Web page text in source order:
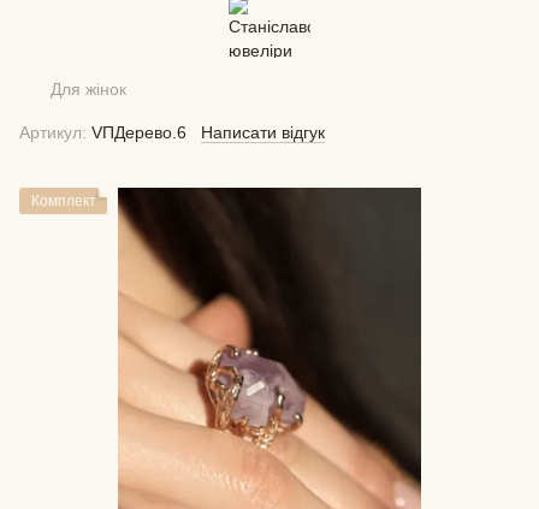
Для жінок
Артикул: VПДерево.6 Написати відгук
Комплект